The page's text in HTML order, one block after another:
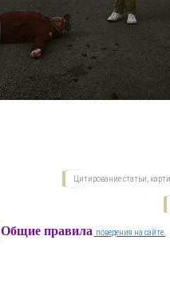
Цитирование статьи,
Общие правила поведения на сайте.